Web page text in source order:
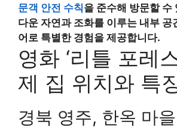
문객 안전 수칙을 준수해 방문할 수
다운 자연과 조화를 이루는 내부 공
어로 특별한 경험을 제공합니다.
영화 ‘리틀 포레
제 집 위치와 특
경북 영주, 한옥 마